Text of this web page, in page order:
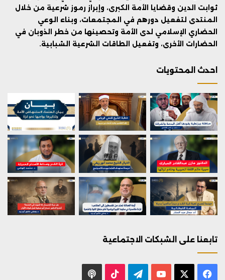
ثوابت الدين وقضايا الأمة الكبرى، وإبراز رموز شرعية من خلال
المنتدى لتفعيل دورهم في المجتمعات، وبناء الوعي
الحضاري الإسلامي لدى الأمة وتحصينها من خطر الذوبان في
الحضارات الأخرى، وتفعيل الطاقات الشرعية الشبابية.
احدث المحتويات
تابعنا على الشبكات الاجتماعية
فيسبوك يوتيوب تيلقرام ‫TikTok